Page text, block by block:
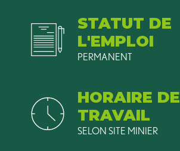
STATUT DE
L'EMPLOI
PERMANENT
HORAIRE DE
TRAVAIL
SELON SITE MINIER